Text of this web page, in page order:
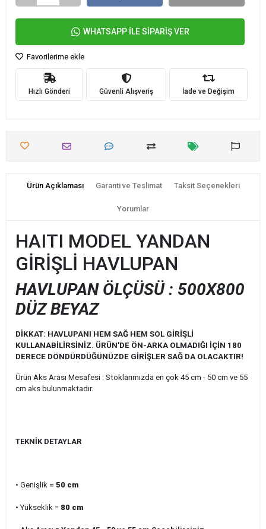
WHATSAPP İLE SİPARİŞ VER
Favorilerime ekle
Hızlı Gönderi Güvenli Alışveriş İade ve Değişim
Ürün Açıklaması Garanti ve Teslimat Taksit Seçenekleri
Yorumlar
HAITI MODEL YANDAN
GİRİŞLİ HAVLUPAN
HAVLUPAN ÖLÇÜSÜ : 500X800
DÜZ BEYAZ
DİKKAT: HAVLUPANI HEM SAĞ HEM SOL GİRİŞLİ
KULLANABİLİRSİNİZ. ÜRÜN'DE ÖN-ARKA OLMADIĞI İÇİN 180
DERECE DÖNDÜRDÜĞÜNÜZDE GİRİŞLER SAĞ DA OLACAKTIR!
Ürün Aks Arası Mesafesi : Stoklarımızda en çok 45 cm - 50 cm ve 55
cm aks bulunmaktadır.
TEKNİK DETAYLAR
• Genişlik = 50 cm
• Yükseklik = 80 cm